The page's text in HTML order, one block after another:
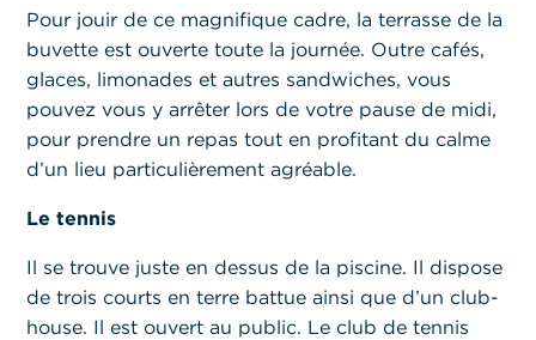
Pour jouir de ce magnifique cadre, la terrasse de la
buvette est ouverte toute la journée. Outre cafés,
glaces, limonades et autres sandwiches, vous
pouvez vous y arrêter lors de votre pause de midi,
pour prendre un repas tout en profitant du calme
d’un lieu particulièrement agréable.
Le tennis
Il se trouve juste en dessus de la piscine. Il dispose
de trois courts en terre battue ainsi que d’un club-
house. Il est ouvert au public. Le club de tennis